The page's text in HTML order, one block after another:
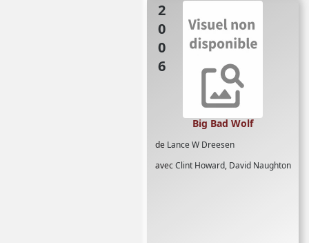
2006
de Lance W Dreesen
avecClint Howard, David Naughton
Big Bad Wolf